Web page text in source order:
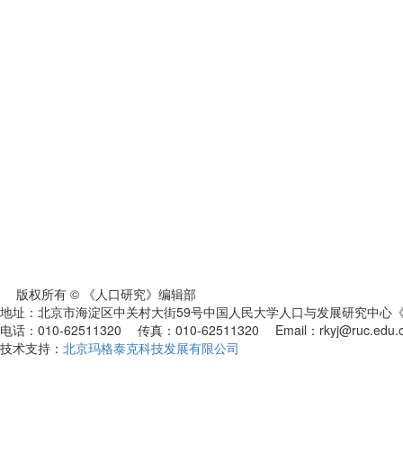
版权所有 © 《人口研究》编辑部
地址：北京市海淀区中关村大街59号中国人民大学人口与发展研究中
电话：010-62511320 传真：010-62511320 Email：
技术支持： 北京玛格泰克科技发展有限公司